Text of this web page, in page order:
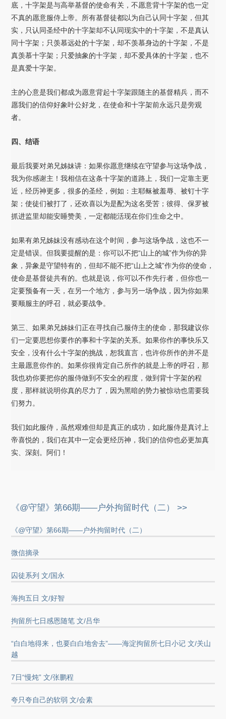
底，十字架是与高举基督的使命有关，不愿意背十字架的也一定
不真的愿意服侍上帝。所有基督徒都以为自己认同十字架，但其
实，只认同圣经中的十字架却不认同现实中的十字架，不是真认
同十字架；只羡慕远处的十字架，却不羡慕身边的十字架，不是
真羡慕十字架；只爱抽象的十字架，却不爱具体的十字架，也不
是真爱十字架。
主的心意是我们都成为愿意背起十字架跟随主的基督精兵，而不
愿我们的信仰好象叶公好龙，在使命和十字架前永远只是旁观
者。
四、结语
最后我要对弟兄姊妹讲：如果你愿意继续在守望参与这场争战，
我为你感谢主！我相信在这条十字架的道路上，我们一定靠主更
近，经历神更多，很多的圣经，例如：主耶稣被羞辱、被钉十字
架；使徒们被打了，还欢喜以为是配为这名受苦；彼得、保罗被
抓进监里却能安睡赞美，一定都能活现在你们生命之中。
如果有弟兄姊妹没有感动在这个时间，参与这场争战，这也不一
定是错误。但我要提醒的是：你可以不把“山上的城”作为你的异
象，异象是守望特有的，但却不能不把“山上之城”作为你的使命，
使命是基督徒共有的。也就是说，你可以不作先行者，但你也一
定要预备有一天，在另一个地方，参与另一场争战，因为你如果
要顺服主的呼召，就必要战争。
第三、如果弟兄姊妹们正在寻找自己服侍主的使命，那我建议你
们一定要思想你要作的事和十字架的关系。如果你作的事快乐又
安全，没有什么十字架的挑战，恕我直言，也许你所作的并不是
主最愿意你作的。如果你很肯定自己所作的就是上帝的呼召，那
我也劝你要把你的服侍做到不安全的程度，做到背十字架的程
度，那样就说明你真的尽力了，因为黑暗的势力被惊动也需要我
们努力。
我们如此服侍，虽然艰难但却是真正的成功，如此服侍是真讨上
帝喜悦的，我们在其中一定会更经历神，我们的信仰也必更加真
实、深刻。阿们！
《@守望》第66期——户外拘留时代（二） >>
《@守望》第66期——户外拘留时代（二）
微信摘录
囚徒系列 文/国永
海拘五日 文/好智
拘留所七日感恩随笔 文/吕华
“白白地得来，也要白白地舍去”——海淀拘留所七日小记 文/关山
越
7日“慢炖” 文/张鹏程
夸只夸自己的软弱 文/会素